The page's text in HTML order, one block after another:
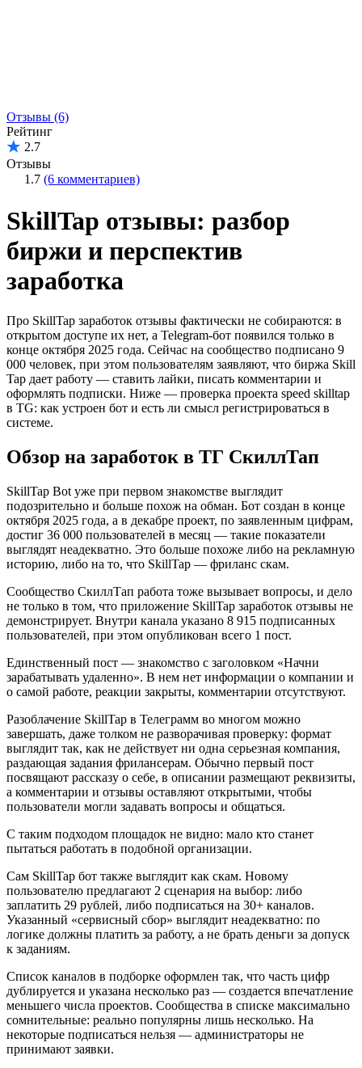
Отзывы (6)
Рейтинг
2.7
Отзывы
1.7 (6 комментариев)
SkillTap отзывы: разбор
биржи и перспектив
заработка
Про SkillTap заработок отзывы фактически не собираются: в
открытом доступе их нет, а Telegram-бот появился только в
конце октября 2025 года. Сейчас на сообщество подписано 9
000 человек, при этом пользователям заявляют, что биржа Skill
Tap дает работу — ставить лайки, писать комментарии и
оформлять подписки. Ниже — проверка проекта speed skilltap
в TG: как устроен бот и есть ли смысл регистрироваться в
системе.
Обзор на заработок в ТГ СкиллТап
SkillTap Bot уже при первом знакомстве выглядит
подозрительно и больше похож на обман. Бот создан в конце
октября 2025 года, а в декабре проект, по заявленным цифрам,
достиг 36 000 пользователей в месяц — такие показатели
выглядят неадекватно. Это больше похоже либо на рекламную
историю, либо на то, что SkillTap — фриланс скам.
Сообщество СкиллТап работа тоже вызывает вопросы, и дело
не только в том, что приложение SkillTap заработок отзывы не
демонстрирует. Внутри канала указано 8 915 подписанных
пользователей, при этом опубликован всего 1 пост.
Единственный пост — знакомство с заголовком «Начни
зарабатывать удаленно». В нем нет информации о компании и
о самой работе, реакции закрыты, комментарии отсутствуют.
Разоблачение SkillTap в Телеграмм во многом можно
завершать, даже толком не разворачивая проверку: формат
выглядит так, как не действует ни одна серьезная компания,
раздающая задания фрилансерам. Обычно первый пост
посвящают рассказу о себе, в описании размещают реквизиты,
а комментарии и отзывы оставляют открытыми, чтобы
пользователи могли задавать вопросы и общаться.
С таким подходом площадок не видно: мало кто станет
пытаться работать в подобной организации.
Сам SkillTap бот также выглядит как скам. Новому
пользователю предлагают 2 сценария на выбор: либо
заплатить 29 рублей, либо подписаться на 30+ каналов.
Указанный «сервисный сбор» выглядит неадекватно: по
логике должны платить за работу, а не брать деньги за допуск
к заданиям.
Список каналов в подборке оформлен так, что часть цифр
дублируется и указана несколько раз — создается впечатление
меньшего числа проектов. Сообщества в списке максимально
сомнительные: реально популярны лишь несколько. На
некоторые подписаться нельзя — администраторы не
принимают заявки.